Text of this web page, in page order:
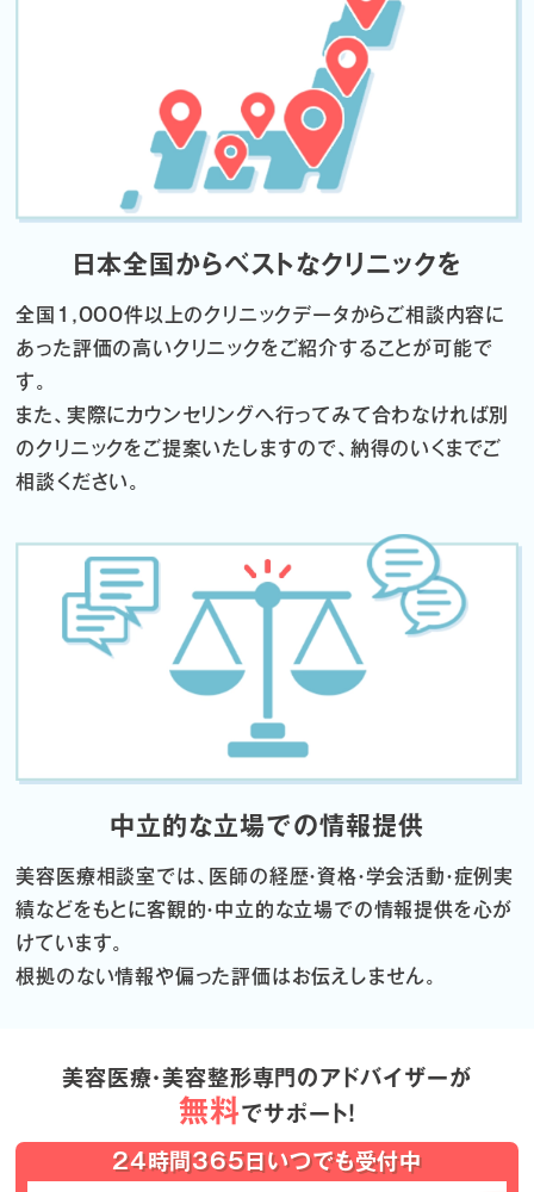
日本全国からベストなクリニックを
全国1,000件以上のクリニックデータからご相談内容に
あった評価の高いクリニックをご紹介することが可能で
す。
また、実際にカウンセリングへ行ってみて合わなければ別
のクリニックをご提案いたしますので、納得のいくまでご
相談ください。
中立的な立場での情報提供
美容医療相談室では、医師の経歴・資格・学会活動・症例実
績などをもとに客観的・中立的な立場での情報提供を心が
けています。
根拠のない情報や偏った評価はお伝えしません。
美容医療・美容整形専門のアドバイザーが
無料でサポート！
24時間365日いつでも受付中